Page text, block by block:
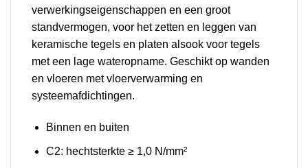
verwerkingseigenschappen en een groot
standvermogen, voor het zetten en leggen van
keramische tegels en platen alsook voor tegels
met een lage wateropname. Geschikt op wanden
en vloeren met vloerverwarming en
systeemafdichtingen.
Binnen en buiten
C2: hechtsterkte ≥ 1,0 N/mm²